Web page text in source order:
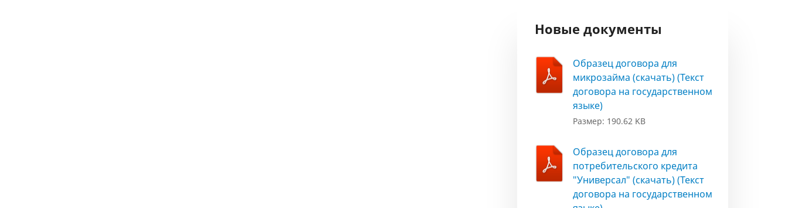
Новые документы
Образец договора для
микрозайма (скачать) (Текст
договора на государственном
языке)
Размер: 190.62 KB
Образец договора для
потребительского кредита
"Универсал" (скачать) (Текст
договора на государственном